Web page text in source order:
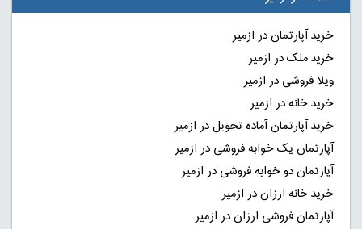
خرید آپارتمان در ازمیر
خرید ملک در ازمیر
ویلا فروشی در ازمیر
خرید خانه در ازمیر
خرید آپارتمان آماده تحویل در ازمیر
آپارتمان یک خوابه فروشی در ازمیر
آپارتمان دو خوابه فروشی در ازمیر
خرید خانه ارزان در ازمیر
آپارتمان فروشی ارزان در ازمیر